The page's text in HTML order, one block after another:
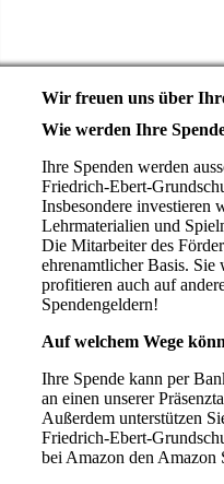
Wir freuen uns über
Wie werden Ihre
Ihre Spenden werden
Friedrich-Ebert-
Insbesondere investieren
Lehrmaterialien und
Die Mitarbeiter des
ehrenamtlicher Basis. Sie
profitieren auch auf
Spendengeldern!
Auf welchem Wege
Ihre Spende kann per
an einen unserer
Außerdem unterstützen
Friedrich-Ebert-
bei Amazon den Amazon